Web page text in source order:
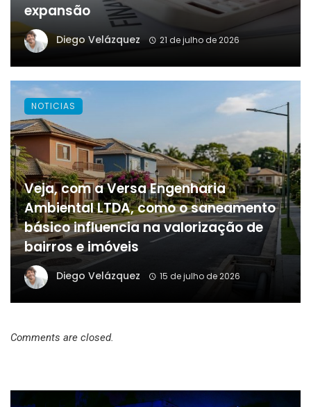
expansão
Diego Velázquez 21 de julho de 2026
Veja, com a Versa Engenharia
Ambiental LTDA, como o saneamento
básico influencia na valorização de
bairros e imóveis
Diego Velázquez 15 de julho de 2026
NOTICIAS
Comments are closed.